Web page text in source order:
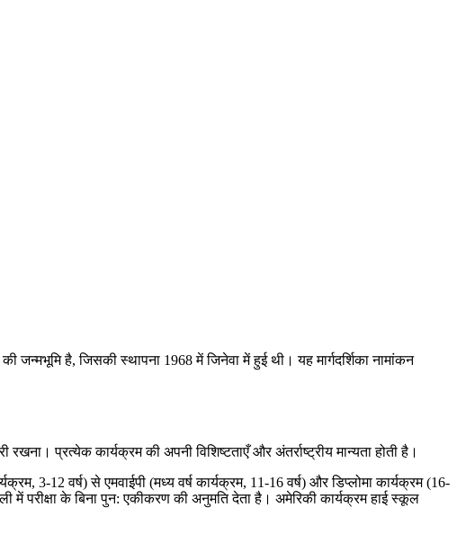
है, जिसकी स्थापना 1968 में जिनेवा में हुई थी। यह मार्गदर्शिका नामांकन
प्रत्येक कार्यक्रम की अपनी विशिष्टताएँ और अंतर्राष्ट्रीय मान्यता होती है।
3-12 वर्ष) से ​​एमवाईपी (मध्य वर्ष कार्यक्रम, 11-16 वर्ष) और डिप्लोमा कार्यक्रम (16-
में परीक्षा के बिना पुन: एकीकरण की अनुमति देता है। अमेरिकी कार्यक्रम हाई स्कूल